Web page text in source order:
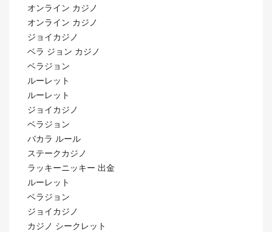
オンライン カジノ
オンライン カジノ
ジョイカジノ
ベラ ジョン カジノ
ベラジョン
ルーレット
ルーレット
ジョイカジノ
ベラジョン
バカラ ルール
ステークカジノ
ラッキーニッキー 出金
ルーレット
ベラジョン
ジョイカジノ
カジノ シークレット